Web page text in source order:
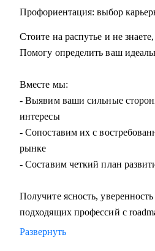
Профориентация: выбор
Стоите на распутье и не
Помогу определить ваш
Вместе мы:
- Выявим ваши сильные
интересы
- Сопоставим их с
рынке
- Составим четкий план
Получите ясность,
подходящих профессий с
Развернуть